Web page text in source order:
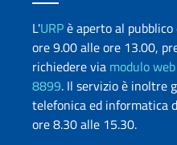
L'URPè aperto al
ore 9.00 alle ore 13.00,
richiedere via modulo web
8899. Il servizio è inoltre
telefonica ed informatica
ore 8.30 alle 15.30.